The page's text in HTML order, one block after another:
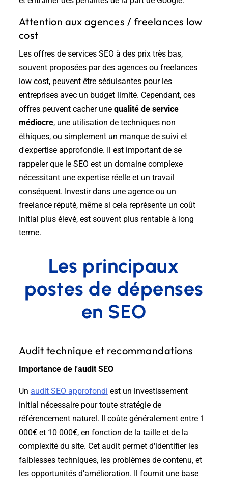
Attention aux agences / freelances low
cost
Les offres de services SEO à des prix très bas,
souvent proposées par des agences ou freelances
low cost, peuvent être séduisantes pour les
entreprises avec un budget limité. Cependant, ces
offres peuvent cacher une qualité de service
médiocre, une utilisation de techniques non
éthiques, ou simplement un manque de suivi et
d'expertise approfondie. Il est important de se
rappeler que le SEO est un domaine complexe
nécessitant une expertise réelle et un travail
conséquent. Investir dans une agence ou un
freelance réputé, même si cela représente un coût
initial plus élevé, est souvent plus rentable à long
terme.
Les principaux
postes de dépenses
en SEO
Audit technique et recommandations
Importance de l'audit SEO
Un audit SEO approfondi est un investissement
initial nécessaire pour toute stratégie de
référencement naturel. Il coûte généralement entre 1
000€ et 10 000€, en fonction de la taille et de la
complexité du site. Cet audit permet d'identifier les
faiblesses techniques, les problèmes de contenu, et
les opportunités d'amélioration. Il fournit une base